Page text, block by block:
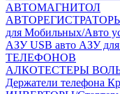
АВТОМАГНИТОЛ
для Мобильных/Авто
АЗУ USB авто АЗУ для
ТЕЛЕФОНОВ
АЛКОТЕСТЕРЫ
Держатели телефона